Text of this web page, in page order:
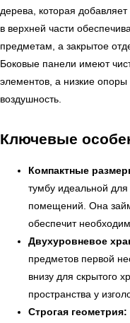
дерева, которая
в верхней части
предметам, а закрытое
Боковые панели имеют
элементов, а низкие опоры
воздушность.
Ключевые
Компактные
тумбу идеальной
помещений. Она
обеспечит
Двухуровневое
предметов первой
внизу для скрытого
пространства у
Строгая геометрия: